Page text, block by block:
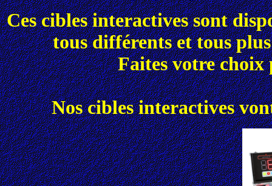
Ces cibles interactives sont
tous différents et tous
Faites votre choix
Nos cibles interactives